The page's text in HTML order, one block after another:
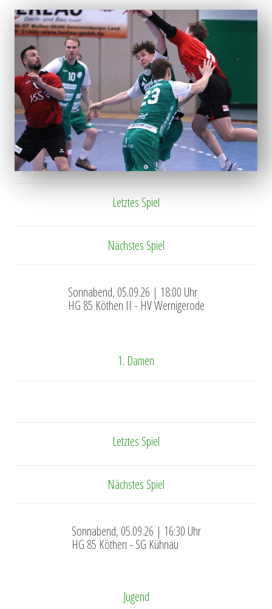
Letztes Spiel
Nächstes Spiel
Sonnabend, 05.09.26 | 18:00 Uhr
HG 85 Köthen II - HV Wernigerode
1. Damen
Letztes Spiel
Nächstes Spiel
Sonnabend, 05.09.26 | 16:30 Uhr
HG 85 Köthen - SG Kühnau
Jugend